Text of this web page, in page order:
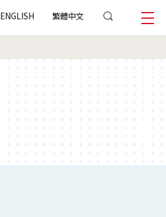
ENGLISH 繁體中文